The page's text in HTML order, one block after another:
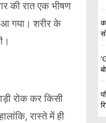
की रात एक भीषण
गया। शरीर के
रोक कर किसी
रास्ते में ही